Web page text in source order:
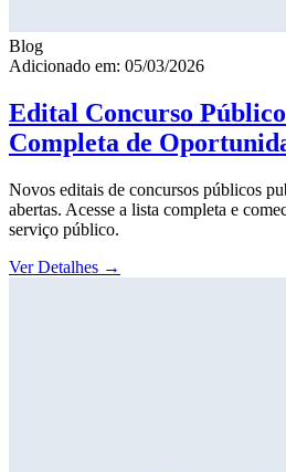
Blog
Adicionado em: 05/03/2026
Edital Concurso
Completa de
Novos editais de concursos públicos
abertas. Acesse a lista completa e
serviço público.
Ver Detalhes →